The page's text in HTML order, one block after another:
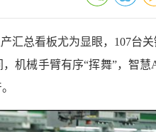
汇总看板尤为显眼，107台
机械手臂有序“挥舞”，智慧